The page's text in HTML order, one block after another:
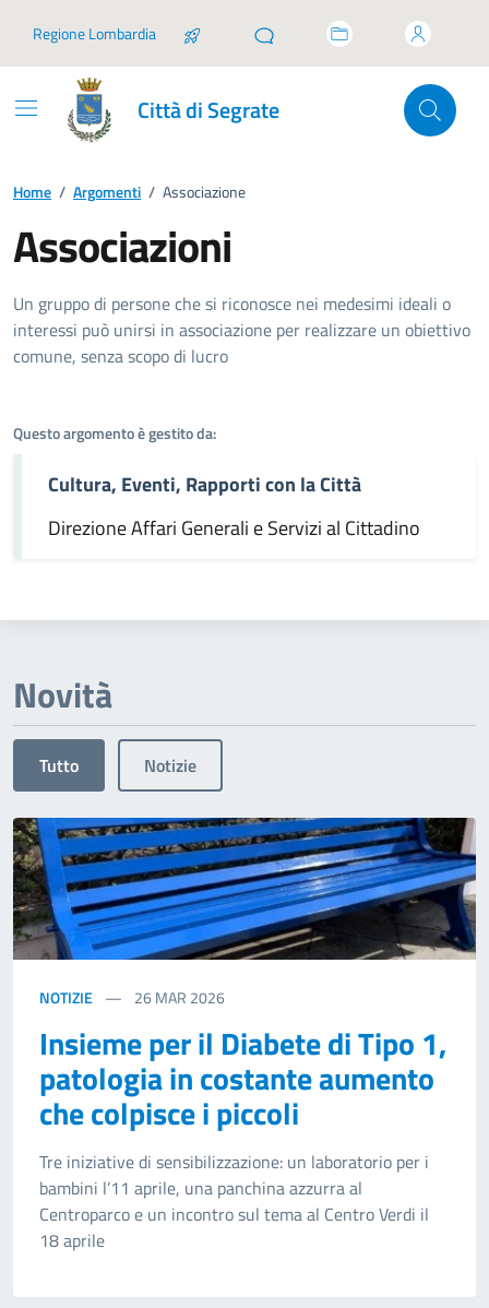
Regione Lombardia
Città di Segrate
Home / Argomenti / Associazione
Associazioni
Dettagli dell'argomento
Un gruppo di persone che si riconosce nei medesimi ideali o
interessi può unirsi in associazione per realizzare un obiettivo
comune, senza scopo di lucro
Questo argomento è gestito da:
Cultura, Eventi, Rapporti con la Città
Direzione Affari Generali e Servizi al Cittadino
Novità
Tutto Notizie
NOTIZIE 26MAR 2026
Insieme per il Diabete di Tipo 1,
patologia in costante aumento
che colpisce i piccoli
Tre iniziative di sensibilizzazione: un laboratorio per i
bambini l’11 aprile, una panchina azzurra al
Centroparco e un incontro sul tema al Centro Verdi il
18 aprile